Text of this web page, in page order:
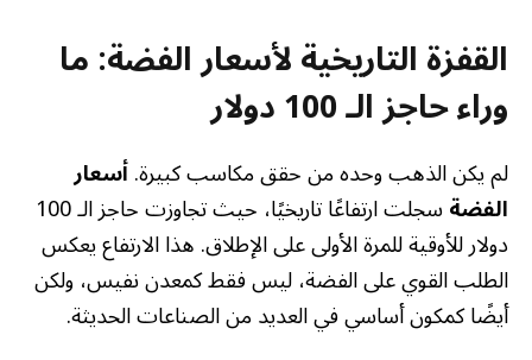
القفزة التاريخية لأسعار الفضة: ما
وراء حاجز الـ 100 دولار
لم يكن الذهب وحده من حقق مكاسب كبيرة.أسعار
الفضة سجلت ارتفاعًا تاريخيًا، حيث تجاوزت حاجز الـ 100
دولار للأوقية للمرة الأولى على الإطلاق. هذا الارتفاع يعكس
الطلب القوي على الفضة، ليس فقط كمعدن نفيس، ولكن
أيضًا كمكون أساسي في العديد من الصناعات الحديثة.